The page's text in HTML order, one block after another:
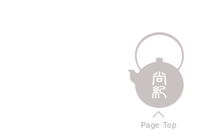
Page Top